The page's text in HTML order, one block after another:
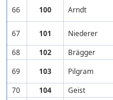
66 100 Arndt
67 101 Niederer
68
102 Brägger
69
103 Pilgram
70
104 Geist